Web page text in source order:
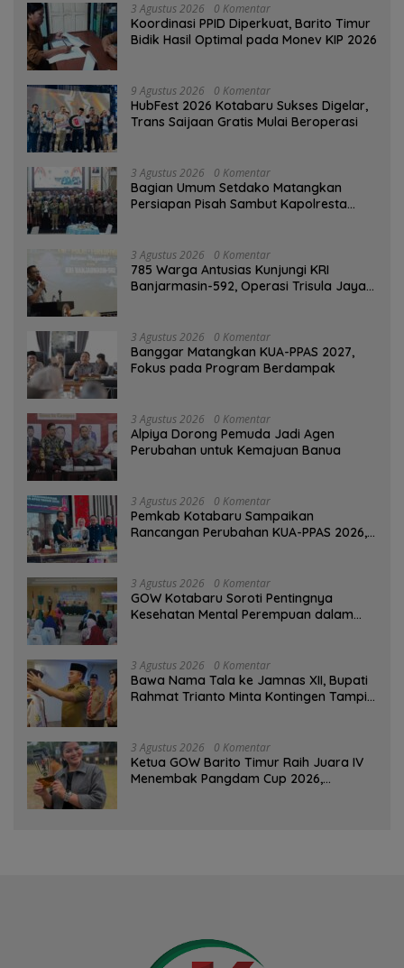
3 Agustus 2026 0 Komentar
Koordinasi PPID Diperkuat, Barito Timur
Bidik Hasil Optimal pada Monev KIP 2026
9 Agustus 2026 0 Komentar
HubFest 2026 Kotabaru Sukses Digelar,
Trans Saijaan Gratis Mulai Beroperasi
3 Agustus 2026 0 Komentar
Bagian Umum Setdako Matangkan
Persiapan Pisah Sambut Kapolresta
3 Agustus 2026 0 Komentar
785 Warga Antusias Kunjungi KRI
Banjarmasin-592, Operasi Trisula Jaya
3 Agustus 2026 0 Komentar
‎Banggar Matangkan KUA-PPAS 2027,
Fokus pada Program Berdampak
3 Agustus 2026 0 Komentar
‎Alpiya Dorong Pemuda Jadi Agen
Perubahan untuk Kemajuan Banua ‎
3 Agustus 2026 0 Komentar
Pemkab Kotabaru Sampaikan
Rancangan Perubahan KUA-PPAS 2026,
3 Agustus 2026 0 Komentar
GOW Kotabaru Soroti Pentingnya
Kesehatan Mental Perempuan dalam
3 Agustus 2026 0 Komentar
Bawa Nama Tala ke Jamnas XII, Bupati
Rahmat Trianto Minta Kontingen Tampil
3 Agustus 2026 0 Komentar
Ketua GOW Barito Timur Raih Juara IV
Menembak Pangdam Cup 2026,